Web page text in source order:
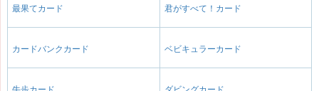
最果てカード 君がすべて！カード
カードバンクカード ベビキュラーカード